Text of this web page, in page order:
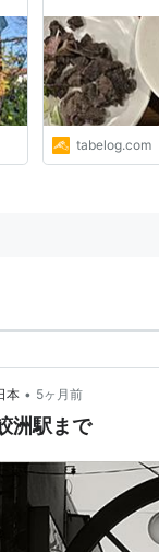
tabelog.com
本 • 5ヶ月前
洲駅まで